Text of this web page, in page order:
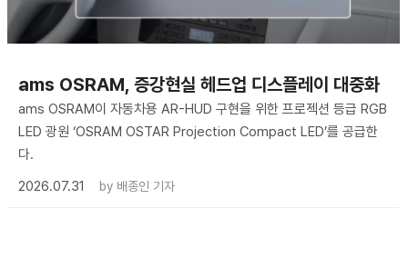
ams OSRAM, 증강현실 헤드업 디스플레이 대중화
ams OSRAM이 자동차용 AR-HUD 구현을 위한 프로젝션 등급 RGB
LED 광원 ‘OSRAM OSTAR Projection Compact LED’를 공급한
다.
2026.07.31
by 배종인 기자